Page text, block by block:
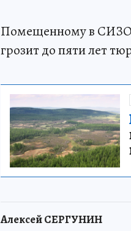
Помещенному в СИЗО
грозит до пяти лет
Алексей СЕРГУНИН